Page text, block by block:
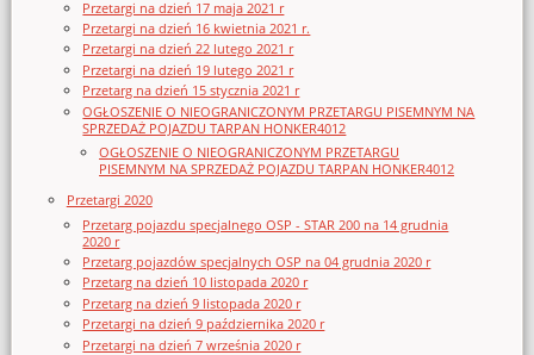
Przetargi na dzień 17 maja 2021 r
Przetargi na dzień 16 kwietnia 2021 r.
Przetargi na dzień 22 lutego 2021 r
Przetargi na dzień 19 lutego 2021 r
Przetarg na dzień 15 stycznia 2021 r
OGŁOSZENIE O NIEOGRANICZONYM PRZETARGU PISEMNYM NA
SPRZEDAŻ POJAZDU TARPAN HONKER4012
OGŁOSZENIE O NIEOGRANICZONYM PRZETARGU
PISEMNYM NA SPRZEDAŻ POJAZDU TARPAN HONKER4012
Przetargi 2020
Przetarg pojazdu specjalnego OSP - STAR 200 na 14 grudnia
2020 r
Przetarg pojazdów specjalnych OSP na 04 grudnia 2020 r
Przetarg na dzień 10 listopada 2020 r
Przetarg na dzień 9 listopada 2020 r
Przetargi na dzień 9 października 2020 r
Przetargi na dzień 7 września 2020 r